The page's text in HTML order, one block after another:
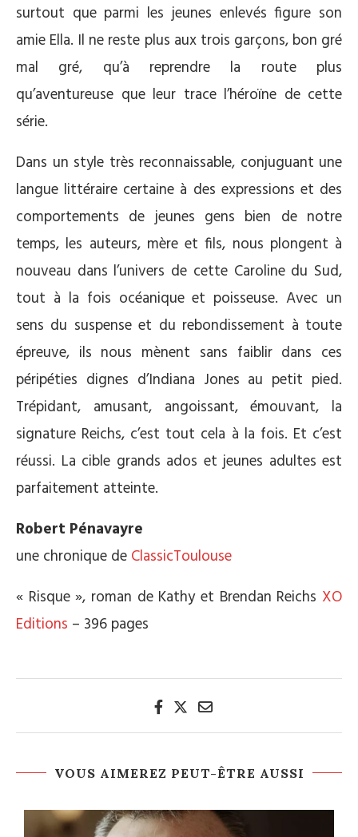
surtout que parmi les jeunes enlevés figure son
amie Ella. Il ne reste plus aux trois garçons, bon gré
mal gré, qu’à reprendre la route plus
qu’aventureuse que leur trace l’héroïne de cette
série.
Dans un style très reconnaissable, conjuguant une
langue littéraire certaine à des expressions et des
comportements de jeunes gens bien de notre
temps, les auteurs, mère et fils, nous plongent à
nouveau dans l’univers de cette Caroline du Sud,
tout à la fois océanique et poisseuse. Avec un
sens du suspense et du rebondissement à toute
épreuve, ils nous mènent sans faiblir dans ces
péripéties dignes d’Indiana Jones au petit pied.
Trépidant, amusant, angoissant, émouvant, la
signature Reichs, c’est tout cela à la fois. Et c’est
réussi. La cible grands ados et jeunes adultes est
parfaitement atteinte.
Robert Pénavayre
une chronique de ClassicToulouse
« Risque », roman de Kathy et Brendan Reichs XO
Editions – 396 pages
VOUS AIMEREZ PEUT-ÊTRE AUSSI